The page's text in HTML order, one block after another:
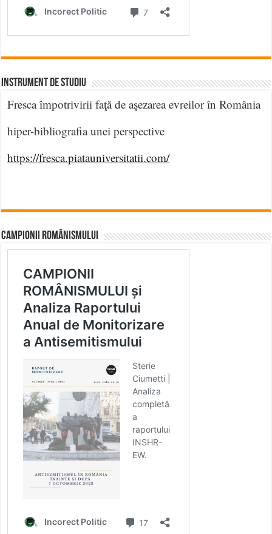
INSTRUMENT DE STUDIU
Fresca împotrivirii faţă de aşezarea evreilor în România
hiper-bibliografia unei perspective
https://fresca.piatauniversitatii.com/
CAMPIONII ROMÂNISMULUI